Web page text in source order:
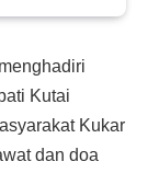
Kutai
Kukar
dan doa